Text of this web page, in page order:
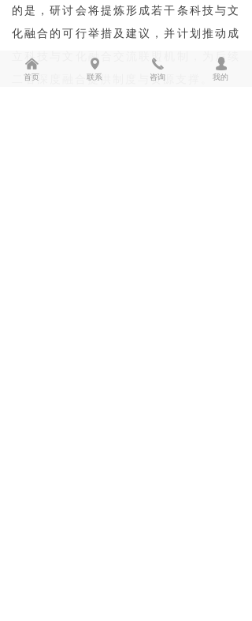
的是，研讨会将提炼形成若干条科技与文
化融合的可行举措及建议，并计划推动成
立科技与文化融合交流联盟机制，为后续
二者深度融合提供制度与资源支撑。
낀
首页
넹
联系
끅
咨询
넙
我的